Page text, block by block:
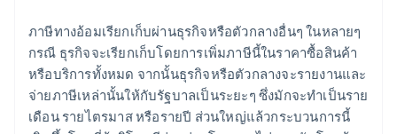
ภาษีทางอ้อมเรียกเก็บผ่านธุรกิจหรือตัวกลางอื่นๆ ในหลายๆ
กรณี ธุรกิจจะเรียกเก็บโดยการเพิ่มภาษีนี้ในราคาซื้อสินค้า
หรือบริการทั้งหมด จากนั้นธุรกิจหรือตัวกลางจะรายงานและ
จ่ายภาษีเหล่านั้นให้กับรัฐบาลเป็นระยะๆ ซึ่งมักจะทำเป็นราย
เดือน รายไตรมาส หรือรายปี ส่วนใหญ่แล้วกระบวนการนี้